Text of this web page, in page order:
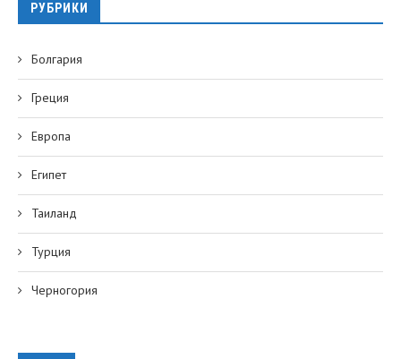
РУБРИКИ
Болгария
Греция
Европа
Египет
Таиланд
Турция
Черногория